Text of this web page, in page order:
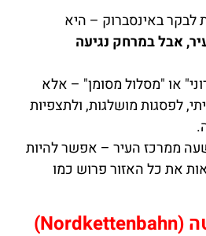
לבקר באינסברוק – היא
אבל במרחק נגיעה
או "מסלול מסומן" – אלא
לפסגות מושלגות, ולתצפיות
ממרכז העיר – אפשר להיות
מטר ולראות את כל האזור פרוש כמו
🚡 רכבל נורדקטה (Nordkettenbahn)